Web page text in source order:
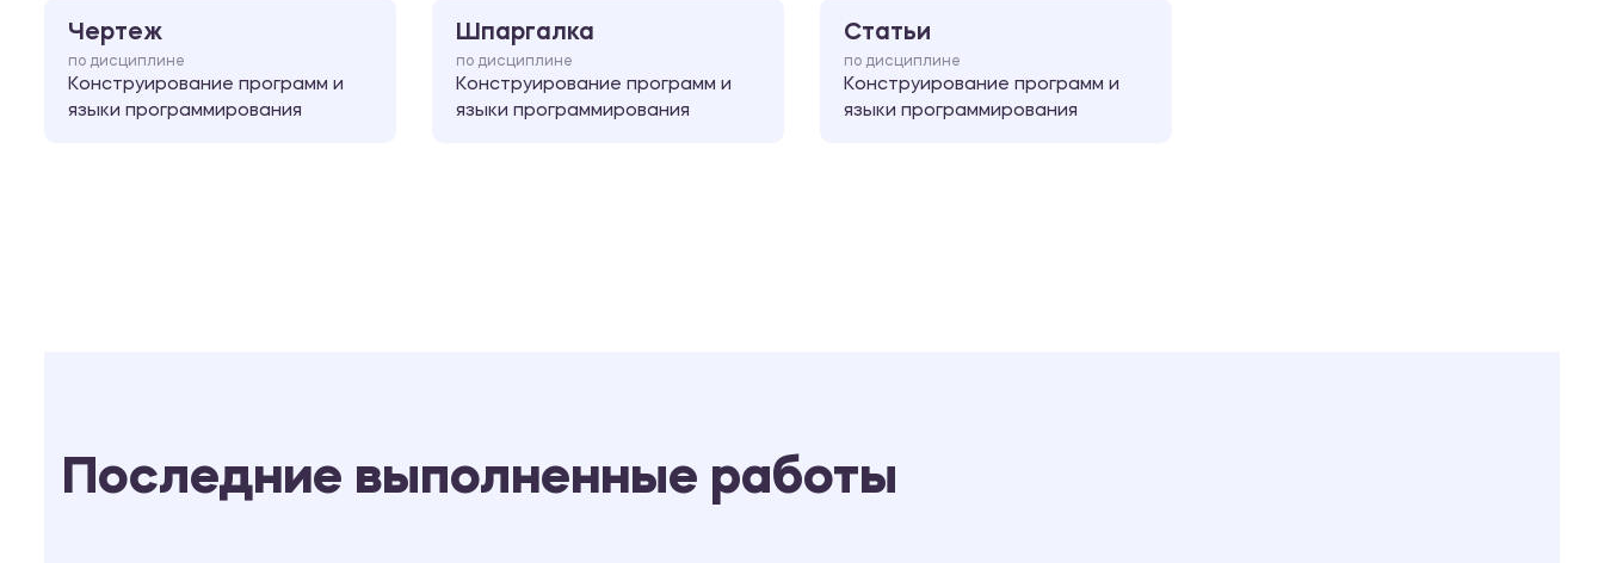
Чертеж
по дисциплине
Конструирование программ и
языки программирования
Шпаргалка
по дисциплине
Конструирование программ и
языки программирования
Статьи
по дисциплине
Конструирование программ и
языки программирования
Последние выполненные работы